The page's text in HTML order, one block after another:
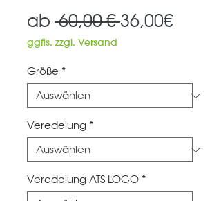
ab 60,00 € 36,00€Sale-
ggfls. zzgl. Versand
Größe *
Veredelung *
Veredelung ATS LOGO *